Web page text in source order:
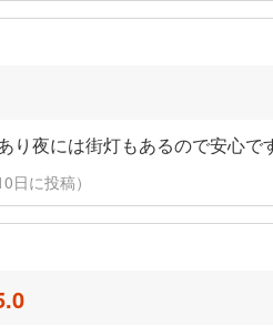
り夜には街灯もあるので安心で
日に投稿）